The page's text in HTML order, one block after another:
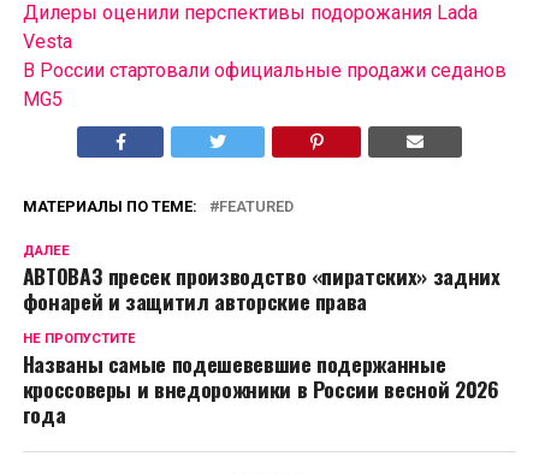
Дилеры оценили перспективы подорожания Lada
Vesta
В России cтартовали официальные продажи седанов
MG5
МАТЕРИАЛЫ ПО ТЕМЕ: FEATURED
ДАЛЕЕ
АВТОВАЗ пресек производство «пиратских» задних
фонарей и защитил авторские права
НЕ ПРОПУСТИТЕ
Названы самые подешевевшие подержанные
кроссоверы и внедорожники в России весной 2026
года